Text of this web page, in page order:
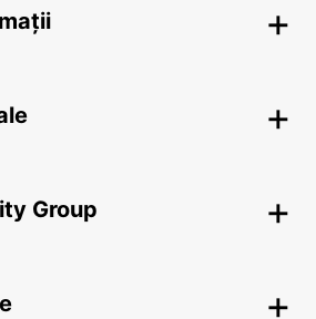
Group